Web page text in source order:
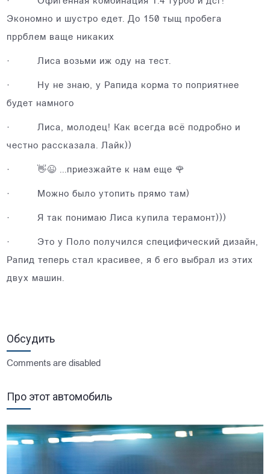
Экономно и шустро едет. До 150 тыщ пробега
пррблем ваще никаких
·Лиса возьми иж оду на тест.
·
Ну не знаю, у Рапида корма то поприятнее
будет намного
·Лиса, молодец! Как всегда всё подробно и
честно рассказала. Лайк))
· 👋😉 ...приезжайте к нам еще 🌹
· Можно было утопить прямо там)
·Я так понимаю Лиса купила терамонт)))
· Это у Поло получился специфический дизайн,
Рапид теперь стал красивее, я б его выбрал из этих
двух машин.
Обсудить
Comments are disabled
Про этот автомобиль